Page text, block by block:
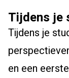
Tijdens je
Tijdens je
en een